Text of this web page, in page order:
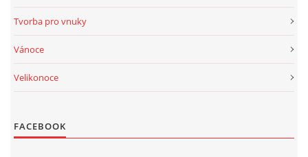
Tvorba pro vnuky
Vánoce
Velikonoce
FACEBOOK